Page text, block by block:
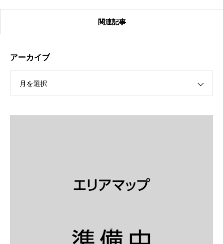
【受付終了】2026大会同日開催！カヤックに乗って諏訪
関連記事
アーカイブ
月を選択